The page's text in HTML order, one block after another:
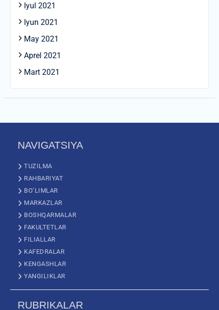
Iyul 2021
Iyun 2021
May 2021
Aprel 2021
Mart 2021
NAVIGATSIYA
TUZILMA
RAHBARIYAT
BO’LIMLAR
MARKAZLAR
BOSHQARMALAR
FAKULTETLAR
FILIALLAR
KAFEDRALAR
KENGASHLAR
YANGILIKLAR
RUBRIKALAR